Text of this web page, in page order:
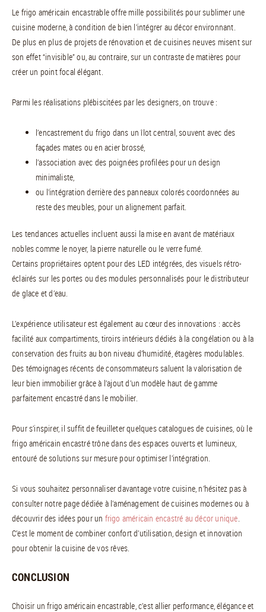
Le frigo américain encastrable offre mille possibilités pour sublimer une
cuisine moderne, à condition de bien l’intégrer au décor environnant.
De plus en plus de projets de rénovation et de cuisines neuves misent sur
son effet “invisible” ou, au contraire, sur un contraste de matières pour
créer un point focal élégant.
Parmi les réalisations plébiscitées par les designers, on trouve :
l’encastrement du frigo dans un îlot central, souvent avec des
façades mates ou en acier brossé,
l’association avec des poignées profilées pour un design
minimaliste,
ou l’intégration derrière des panneaux colorés coordonnées au
reste des meubles, pour un alignement parfait.
Les tendances actuelles incluent aussi la mise en avant de matériaux
nobles comme le noyer, la pierre naturelle ou le verre fumé.
Certains propriétaires optent pour des LED intégrées, des visuels rétro-
éclairés sur les portes ou des modules personnalisés pour le distributeur
de glace et d’eau.
L’expérience utilisateur est également au cœur des innovations : accès
facilité aux compartiments, tiroirs intérieurs dédiés à la congélation ou à la
conservation des fruits au bon niveau d’humidité, étagères modulables.
Des témoignages récents de consommateurs saluent la valorisation de
leur bien immobilier grâce à l’ajout d’un modèle haut de gamme
parfaitement encastré dans le mobilier.
Pour s’inspirer, il suffit de feuilleter quelques catalogues de cuisines, où le
frigo américain encastré trône dans des espaces ouverts et lumineux,
entouré de solutions sur mesure pour optimiser l’intégration.
Si vous souhaitez personnaliser davantage votre cuisine, n’hésitez pas à
consulter notre page dédiée à l’aménagement de cuisines modernes ou à
découvrir des idées pour un frigo américain encastré au décor unique
C’est le moment de combiner confort d’utilisation, design et innovation
pour obtenir la cuisine de vos rêves.
CONCLUSION
Choisir un frigo américain encastrable, c’est allier performance, élégance et